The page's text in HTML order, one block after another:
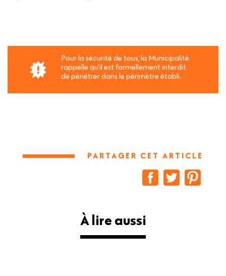
Pour la sécurité de tous, la Municipalité
rappelle qu’il est formellement interdit
de pénétrer dans le périmètre établi.
PARTAGER CET ARTICLE
À lire aussi